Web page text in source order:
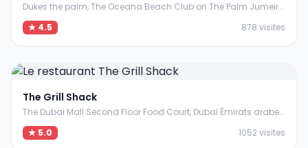
Dukes the palm, The Oceana Beach Club on The Palm Jumeirah, Dubaï Émirats arabes unis
★ 4.5
878 visites
The Grill Shack
The Dubai Mall Second Floor Food Court, Dubaï Émirats arabes unis
★ 5.0
1052 visites